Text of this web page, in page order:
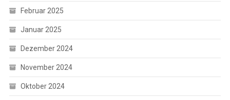
Februar 2025
Januar 2025
Dezember 2024
November 2024
Oktober 2024